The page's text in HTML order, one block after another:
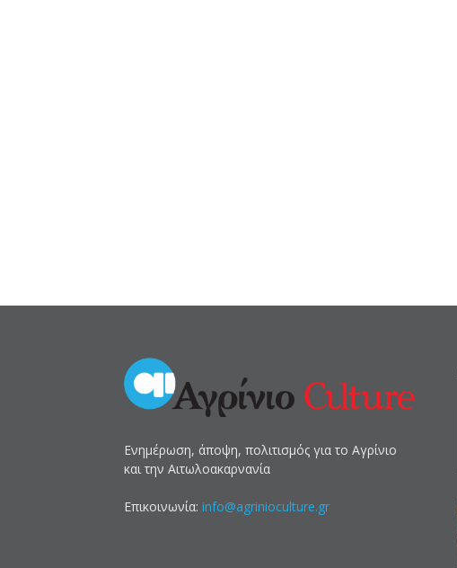
Ενημέρωση, άποψη, πολιτισμός για το Αγρίνιο
και την Αιτωλοακαρνανία
Επικοινωνία: info@agrinioculture.gr